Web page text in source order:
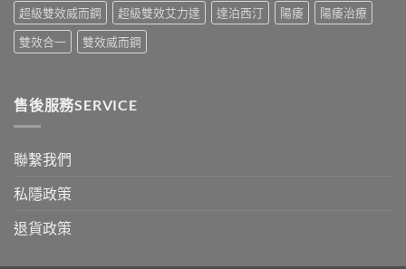
購
買
南〉
超級雙效威而鋼
超級雙效艾力達 達泊西汀 陽痿
陽痿治療
雙效合一
雙效威而鋼
售後服務SERVICE
聯繫我們
私隱政策
退貨政策